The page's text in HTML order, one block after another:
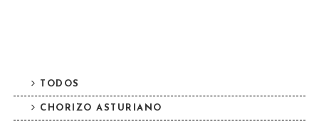
TODOS
CHORIZO ASTURIANO